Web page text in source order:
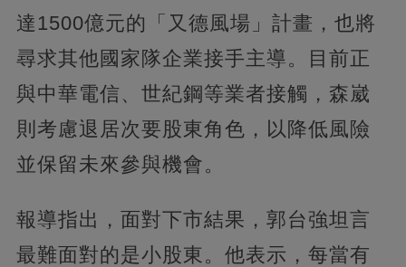
達1500億元的「又德風場」計畫，也將
尋求其他國家隊企業接手主導。目前正
與中華電信、世紀鋼等業者接觸，森崴
則考慮退居次要股東角色，以降低風險
並保留未來參與機會。
報導指出，面對下市結果，郭台強坦言
最難面對的是小股東。他表示，每當有